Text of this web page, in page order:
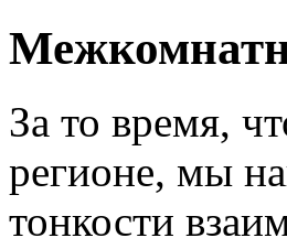
За то время,
регионе, мы
тонкости